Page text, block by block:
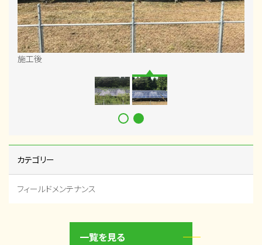
施工後
カテゴリー
フィールドメンテナンス
一覧を見る